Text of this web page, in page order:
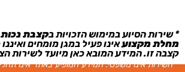
* שירות הסיוע במימוש הזכויות בקצבת
מחלת מקצועאינו פעיל במגן מומחים
קצבה זו. המידע המובא כאן מיועד לשירות
* השירות אינו משפטי. המידע המופיע באתר אינו